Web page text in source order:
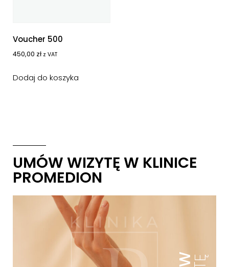
Voucher 500
450,00 zł z VAT
Dodaj do koszyka
UMÓW WIZYTĘ W KLINICE
PROMEDION